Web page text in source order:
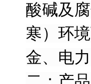
酸碱及
寒）环
金、电